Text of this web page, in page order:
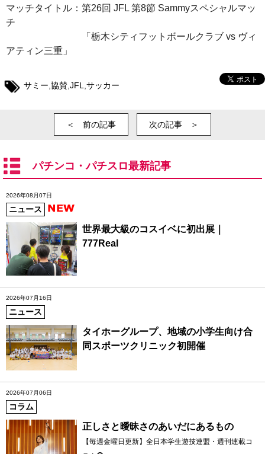
マッチタイトル：第26回 JFL 第8節 Sammyスペシャルマッ
チ
「栃木シティフットボールクラブ vs ヴィ
アティン三重」
サミー 協賛 JFL サッカー
＜ 前の記事 次の記事 ＞
パチンコ・パチスロ最新記事
2026年08月07日
ニュース
世界最大級のコスイベに初出展｜
777Real
2026年07月16日
ニュース
タイホーグループ、地域の小学生向け合
同スポーツクリニック初開催
2026年07月06日
コラム
正しさと曖昧さのあいだにあるもの
【毎週金曜日更新】全日本学生遊技連盟・週刊連載コ